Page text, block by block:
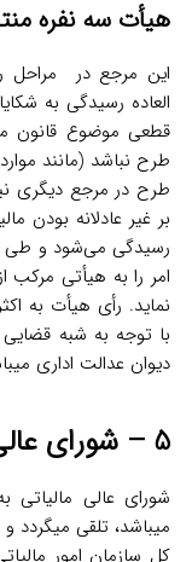
هیأت سه نفره
این مرجع در مراحل
العاده رسیدگی به
قطعی موضوع قانون
طرح نباشد (مانند
طرح در مرجع دیگری
بر غیر عادلانه بودن
رسیدگی می‌شود و طی آن
امر را به هیأتی
نماید. رأی هیأت به
با توجه به شبه
دیوان عدالت اداری
5 – شورای عالی مالیاتی
شورای عالی
میباشد، تلقی میگردد
کل سازمان امور